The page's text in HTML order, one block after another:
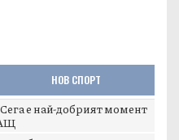
НОВ СПОРТ
е най-добрият момент